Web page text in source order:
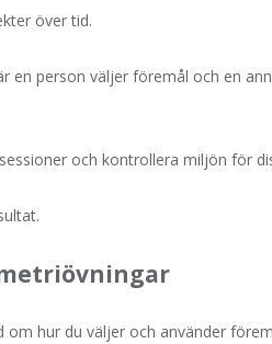
över tid.
en person väljer föremål och en
och kontrollera miljön för
hur du väljer och använder